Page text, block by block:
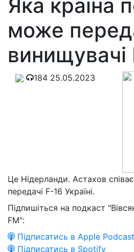
Яка країна
може
винищувачі
184 25.05.2023
Це Нідерланди. Астахов
передачі F-16 Україні.
Підпишіться на подкаст
FM":
Підписатись в Apple
Підписатись в Spotify